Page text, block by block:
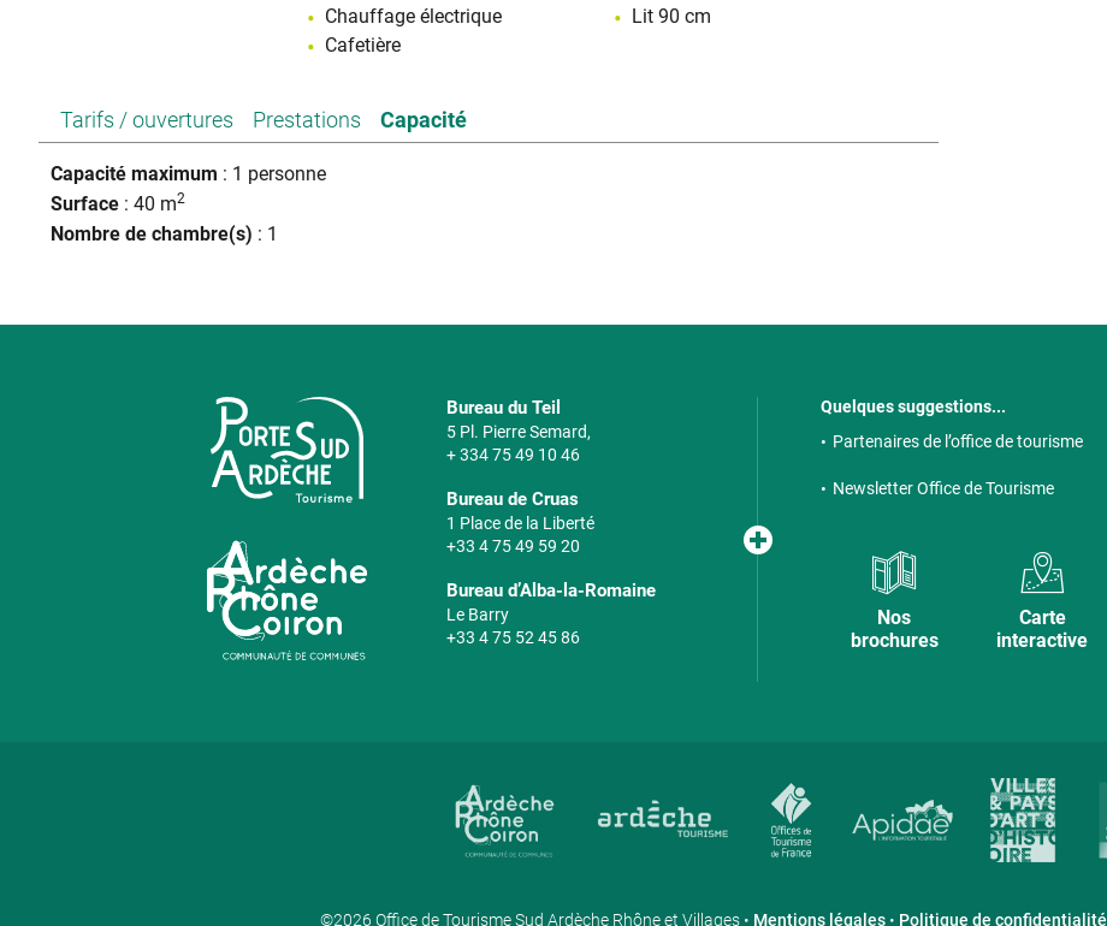
Chauffage électrique
Lit 90 cm
Cafetière
Tarifs / ouvertures Prestations Capacité
Capacité maximum : 1 personne
Surface : 40 m2
Nombre de chambre(s) : 1
Bureau du Teil
5 Pl. Pierre Semard,
+ 334 75 49 10 46
Bureau de Cruas
1 Place de la Liberté
+33 4 75 49 59 20
Bureau d’Alba-la-Romaine
Le Barry
+33 4 75 52 45 86
Quelques suggestions...
Partenaires de l’office de tourisme
Newsletter Office de Tourisme
Nos
brochures
Carte
interactive
©2026 Office de Tourisme Sud Ardèche Rhône et Villages • Mentions légales• Politique de confidentialité